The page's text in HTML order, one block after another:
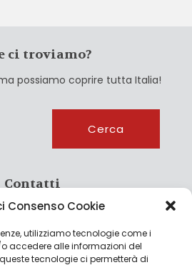
Consenso Cookie
utilizziamo tecnologie come i
accedere alle informazioni del
tecnologie ci permetterà di
ci troviamo?
possiamo coprire tutta Italia!
Cerca
Contatti